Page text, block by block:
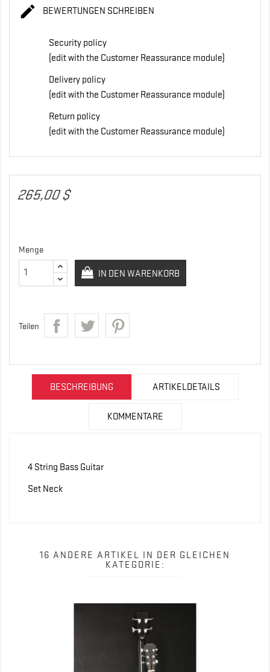
 BEWERTUNGEN SCHREIBEN
Security policy
(edit with the Customer Reassurance module)
Delivery policy
(edit with the Customer Reassurance module)
Return policy
(edit with the Customer Reassurance module)
265,00 $
Menge
IN DEN WARENKORB
Teilen
BESCHREIBUNG ARTIKELDETAILS
KOMMENTARE
4 String Bass Guitar
Set Neck
16 ANDERE ARTIKEL IN DER GLEICHEN
KATEGORIE: